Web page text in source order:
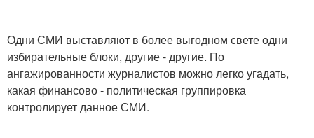
Одни СМИ выставляют в более выгодном свете одни
избирательные блоки, другие - другие. По
ангажированности журналистов можно легко угадать,
какая финансово - политическая группировка
контролирует данное СМИ.